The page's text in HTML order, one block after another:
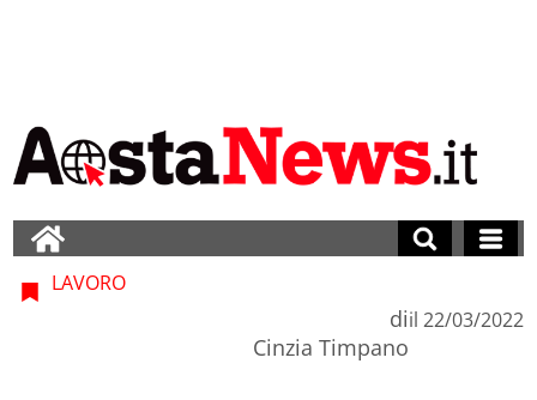
LAVORO
di
Cinzia Timpano
il 22/03/2022